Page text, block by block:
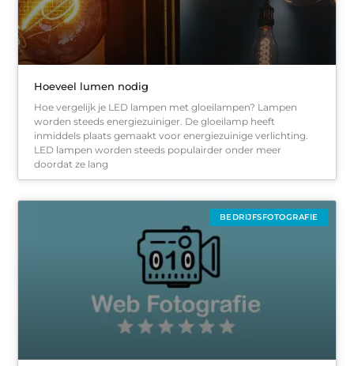
Hoeveel lumen nodig
Hoe vergelijk je LED lampen met gloeilampen? Lampen
worden steeds energiezuiniger. De gloeilamp heeft
inmiddels plaats gemaakt voor energiezuinige verlichting.
LED lampen worden steeds populairder onder meer
doordat ze lang
BEDRIJFSFOTOGRAFIE